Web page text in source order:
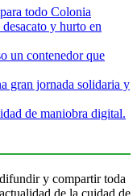
todo Colonia
y hurto en
un contenedor que
gran jornada solidaria y
de maniobra digital.
y compartir toda
de la cuidad de